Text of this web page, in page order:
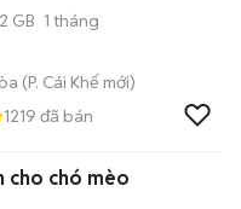
GB 1 tháng
(P. Cái Khế mới)
1219 đã bán
cho chó mèo